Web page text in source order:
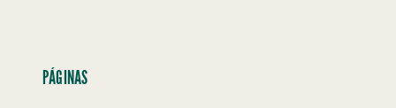
PÁGINAS